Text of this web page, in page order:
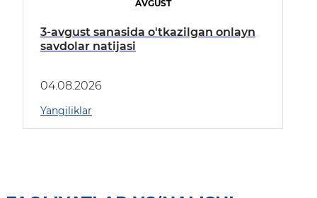
AVGUST
3-avgust sanasida o'tkazilgan onlayn
savdolar natijasi
04.08.2026
Yangiliklar